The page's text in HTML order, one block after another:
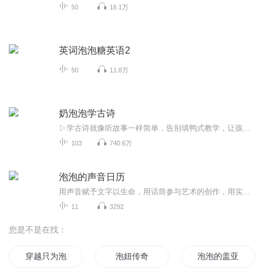
50 16.1万
英词泡泡糖英语2
50 11.8万
奶泡泡学古诗
103 740.6万
泡泡的声音日历
11 3292
您是不是在找：
穿越只为泡妞 泡妞传奇 泡泡的盖亚世界